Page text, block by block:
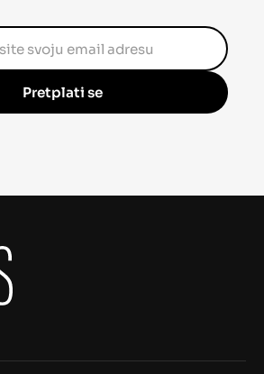
Pretplati se